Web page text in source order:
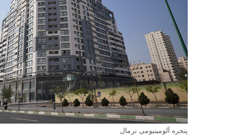
پنجره آلومینیومی نرمال